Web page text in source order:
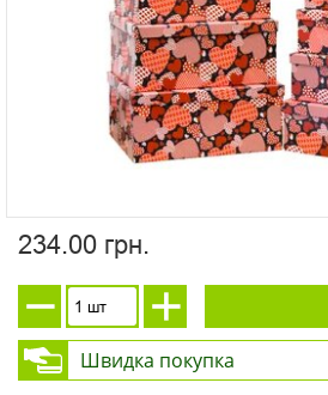
234.00 грн.
Швидка покупка